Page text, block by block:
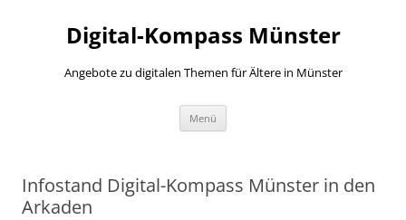
springenDigital-Kompass Münster
Angebote zu digitalen Themen für Ältere in Münster
Menü
Infostand Digital-Kompass Münster in den
Arkaden